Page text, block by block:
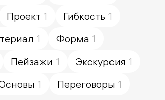
Проект 1 Гибкость 1
1 Форма 1
Пейзажи 1 Экскурсия 1
1 Переговоры 1